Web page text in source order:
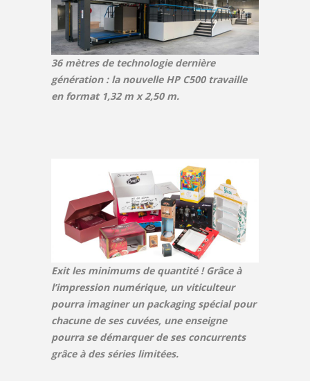
36 mètres de technologie dernière
génération : la nouvelle HP C500 travaille
en format 1,32 m x 2,50 m.
Exit les minimums de quantité ! Grâce à
l’impression numérique, un viticulteur
pourra imaginer un packaging spécial pour
chacune de ses cuvées, une enseigne
pourra se démarquer de ses concurrents
grâce à des séries limitées.